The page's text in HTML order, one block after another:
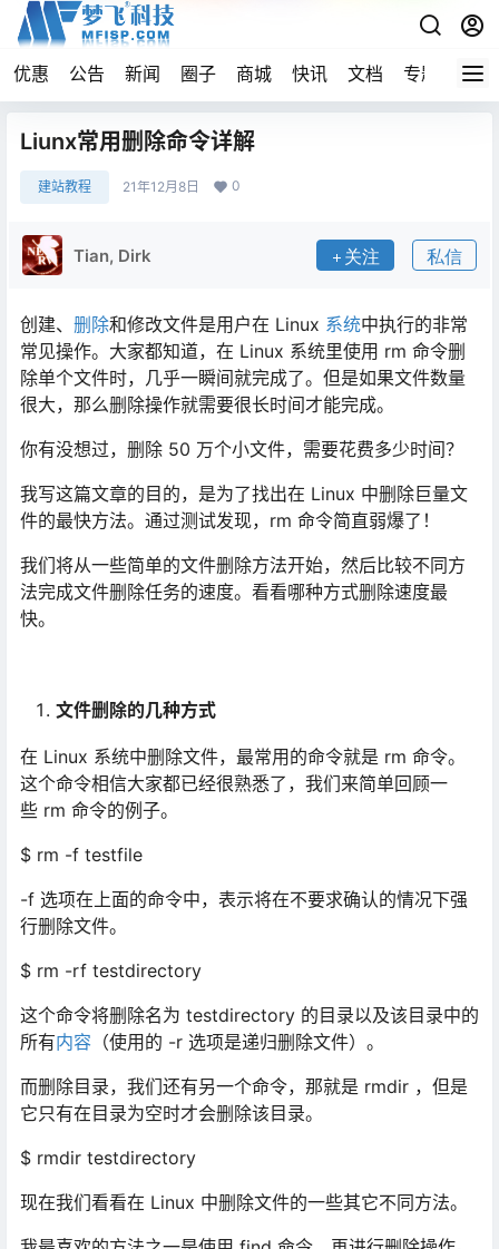
优惠 公告 新闻 圈子 商城 快讯 文档 专题 导航
Liunx常用删除命令详解
建站教程 21年12月8日 0
Tian, Dirk 关注 私信
创建、 删除和修改文件是用户在 Linux 系统中执行的非常
常见操作。大家都知道，在 Linux 系统里使用 rm 命令删
除单个文件时，几乎一瞬间就完成了。但是如果文件数量
很大，那么删除操作就需要很长时间才能完成。
你有没想过，删除 50 万个小文件，需要花费多少时间？
我写这篇文章的目的，是为了找出在 Linux 中删除巨量文
件的最快方法。通过测试发现，rm 命令简直弱爆了！
我们将从一些简单的文件删除方法开始，然后比较不同方
法完成文件删除任务的速度。看看哪种方式删除速度最
快。
文件删除的几种方式
在 Linux 系统中删除文件，最常用的命令就是 rm 命令。
这个命令相信大家都已经很熟悉了，我们来简单回顾一
些 rm 命令的例子。
$ rm -f testfile
-f 选项在上面的命令中，表示将在不要求确认的情况下强
行删除文件。
$ rm -rf testdirectory
这个命令将删除名为 testdirectory 的目录以及该目录中的
所有内容 （使用的 -r 选项是递归删除文件）。
而删除目录，我们还有另一个命令，那就是 rmdir ，但是
它只有在目录为空时才会删除该目录。
$ rmdir testdirectory
现在我们看看在 Linux 中删除文件的一些其它不同方法。